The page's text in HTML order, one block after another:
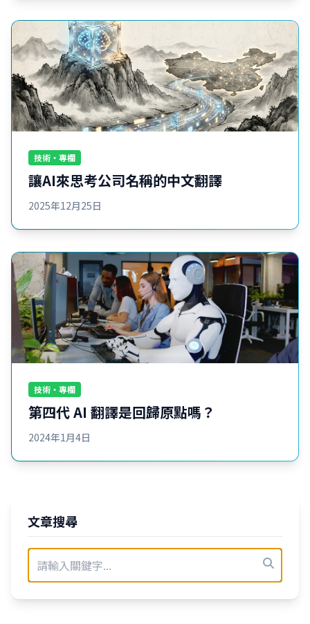
技術・專欄
讓AI來思考公司名稱的中文翻譯
2025年12月25日
技術・專欄
第四代 AI 翻譯是回歸原點嗎？
2024年1月4日
文章搜尋